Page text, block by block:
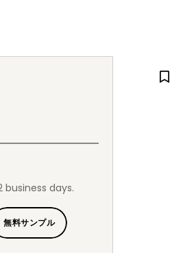
business days.
無料サンプル